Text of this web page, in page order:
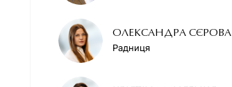
ОЛЕКСАНДРА СЄРОВА
Радниця